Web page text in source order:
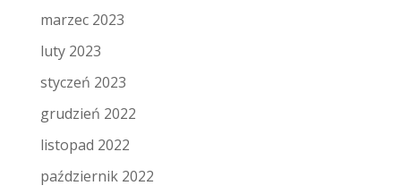
marzec 2023
luty 2023
styczeń 2023
grudzień 2022
listopad 2022
październik 2022